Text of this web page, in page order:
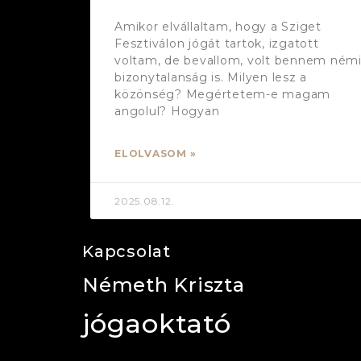
Amikor elvállaltam, hogy a Sziget
Fesztiválon jógát tartok, izgatott
voltam, de bevallom, volt bennem némi
bizonytalanság is. Milyen lesz a
közönség? Megértetem-e magam
angolul? Hogyan
ELOLVASOM »
2025.08.12.
Kapcsolat
Németh Kriszta
jógaoktató